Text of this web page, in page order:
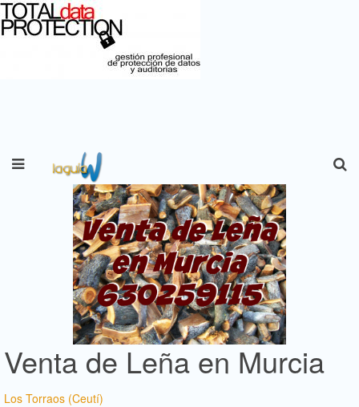
Venta de Leña en Murcia
Los Torraos (Ceutí)